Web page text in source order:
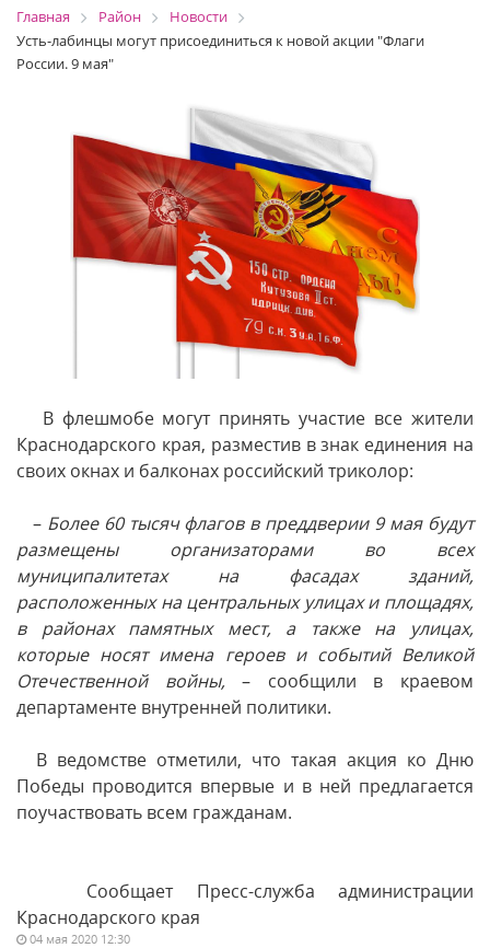
Главная Район
Новости
Усть-лабинцы могут присоединиться к новой акции "Флаги
России. 9 мая"
В флешмобе могут принять участие все жители
Краснодарского края, разместив в знак единения на
своих окнах и балконах российский триколор:
– Более 60 тысяч флагов в преддверии 9 мая будут
размещены организаторами во всех
муниципалитетах на фасадах зданий,
расположенных на центральных улицах и площадях,
в районах памятных мест, а также на улицах,
которые носят имена героев и событий Великой
Отечественной войны,– сообщили в краевом
департаменте внутренней политики.
В ведомстве отметили, что такая акция ко Дню
Победы проводится впервые и в ней предлагается
поучаствовать всем гражданам.
Сообщает Пресс-служба администрации
Краснодарского края
04 мая 2020 12:30